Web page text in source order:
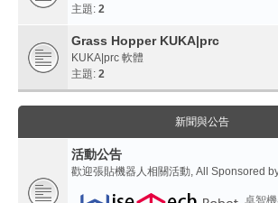
主題: 2
Grass Hopper KUKA|prc
KUKA|prc 軟體
主題: 2
新聞與公告
活動公告
歡迎張貼機器人相關活動, All Sponsored
卓智